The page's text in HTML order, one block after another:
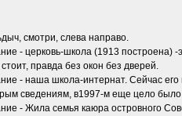
смотри, слева направо.
- церковь-школа (1913 построена)
правда без окон без дверей.
- наша школа-интернат. Сейчас его
сведениям, в1997-м еще цело
- Жила семья каюра островного